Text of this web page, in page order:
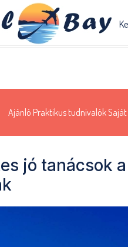
Ajánló Praktikus tudnivalókSaját
jó tanácsok